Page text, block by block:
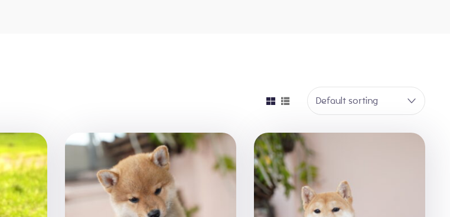
Default sorting